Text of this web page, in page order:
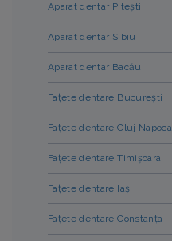
Aparat dentar Pitești
Aparat dentar Sibiu
Aparat dentar Bacău
Fațete dentare București
Fațete dentare Cluj Napoca
Fațete dentare Timișoara
Fațete dentare Iași
Fațete dentare Constanța